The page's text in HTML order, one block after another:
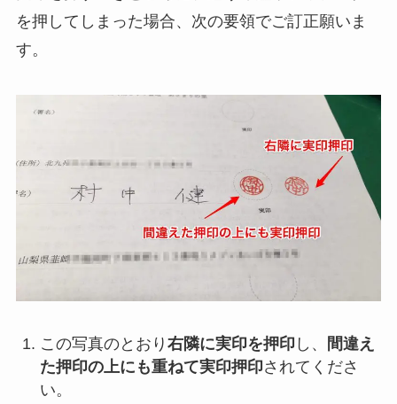
を押してしまった場合、次の要領でご訂正願いま
す。
この写真のとおり 右隣に実印を押印 し、
間違え
た押印の上にも重ねて実印押印されてくださ
い。